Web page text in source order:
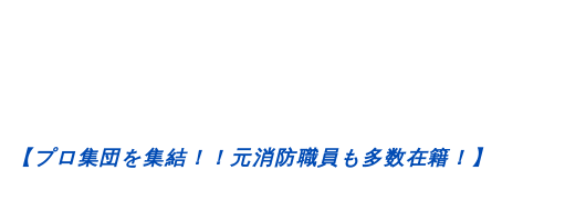
【プロ集団を集結！！元消防職員も多数在籍！】